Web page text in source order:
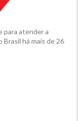
para atender a
há mais de 26